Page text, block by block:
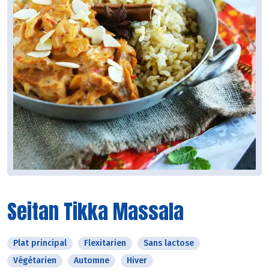
Seitan Tikka Massala
Plat principal Flexitarien
Sans lactose
Végétarien
Automne Hiver